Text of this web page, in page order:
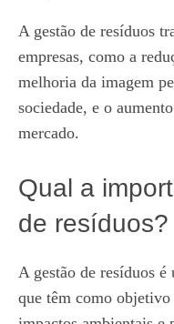
A gestão de resíduos
empresas, como a
melhoria da imagem
sociedade, e o
mercado.
Qual a
de resíduos?
A gestão de resíduos
que têm como